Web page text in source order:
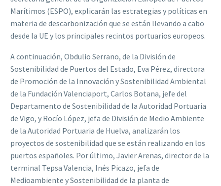
Marítimos (ESPO), explicarán las estrategias y políticas en
materia de descarbonización que se están llevando a cabo
desde la UE y los principales recintos portuarios europeos.
A continuación, Obdulio Serrano, de la División de
Sostenibilidad de Puertos del Estado, Eva Pérez, directora
de Promoción de la Innovación y Sostenibilidad Ambiental
de la Fundación Valenciaport, Carlos Botana, jefe del
Departamento de Sostenibilidad de la Autoridad Portuaria
de Vigo, y Rocío López, jefa de División de Medio Ambiente
de la Autoridad Portuaria de Huelva, analizarán los
proyectos de sostenibilidad que se están realizando en los
puertos españoles. Por último, Javier Arenas, director de la
terminal Tepsa Valencia, Inés Picazo, jefa de
Medioambiente y Sostenibilidad de la planta de